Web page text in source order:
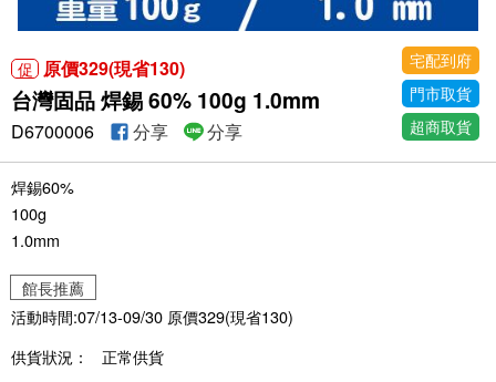
促 原價329(現省130)
台灣固品 焊錫 60% 100g 1.0mm
宅配到府
門市取貨
超商取貨
D6700006 分享 分享
焊錫60%
100g
1.0mm
館長推薦
活動時間:07/13-09/30 原價329(現省130)
供貨狀況：
正常供貨